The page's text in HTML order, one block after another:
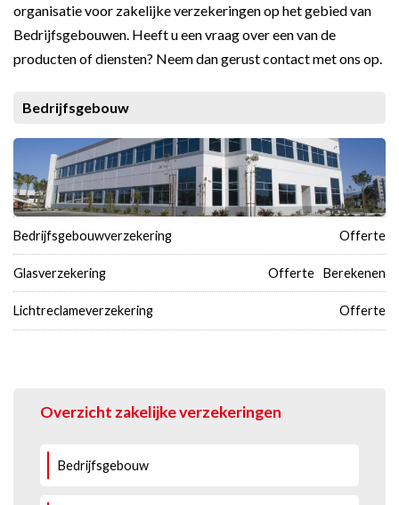
organisatie voor zakelijke verzekeringen op het gebied van
Bedrijfsgebouwen. Heeft u een vraag over een van de
producten of diensten? Neem dan gerust contact met ons op.
Bedrijfsgebouw
Bedrijfsgebouwverzekering Offerte
Glasverzekering Berekenen
Offerte
Lichtreclameverzekering Offerte
Overzicht zakelijke verzekeringen
Bedrijfsgebouw